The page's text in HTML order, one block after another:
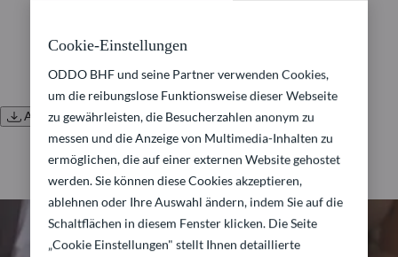
Alle Dokumente herunterladen
Cookie-Einstellungen
ODDO BHF und seine Partner verwenden Cookies,
um die reibungslose Funktionsweise dieser Webseite
zu gewährleisten, die Besucherzahlen anonym zu
messen und die Anzeige von Multimedia-Inhalten zu
ermöglichen, die auf einer externen Website gehostet
werden. Sie können diese Cookies akzeptieren,
ablehnen oder Ihre Auswahl ändern, indem Sie auf die
Schaltflächen in diesem Fenster klicken. Die Seite
„Cookie Einstellungen" stellt Ihnen detaillierte